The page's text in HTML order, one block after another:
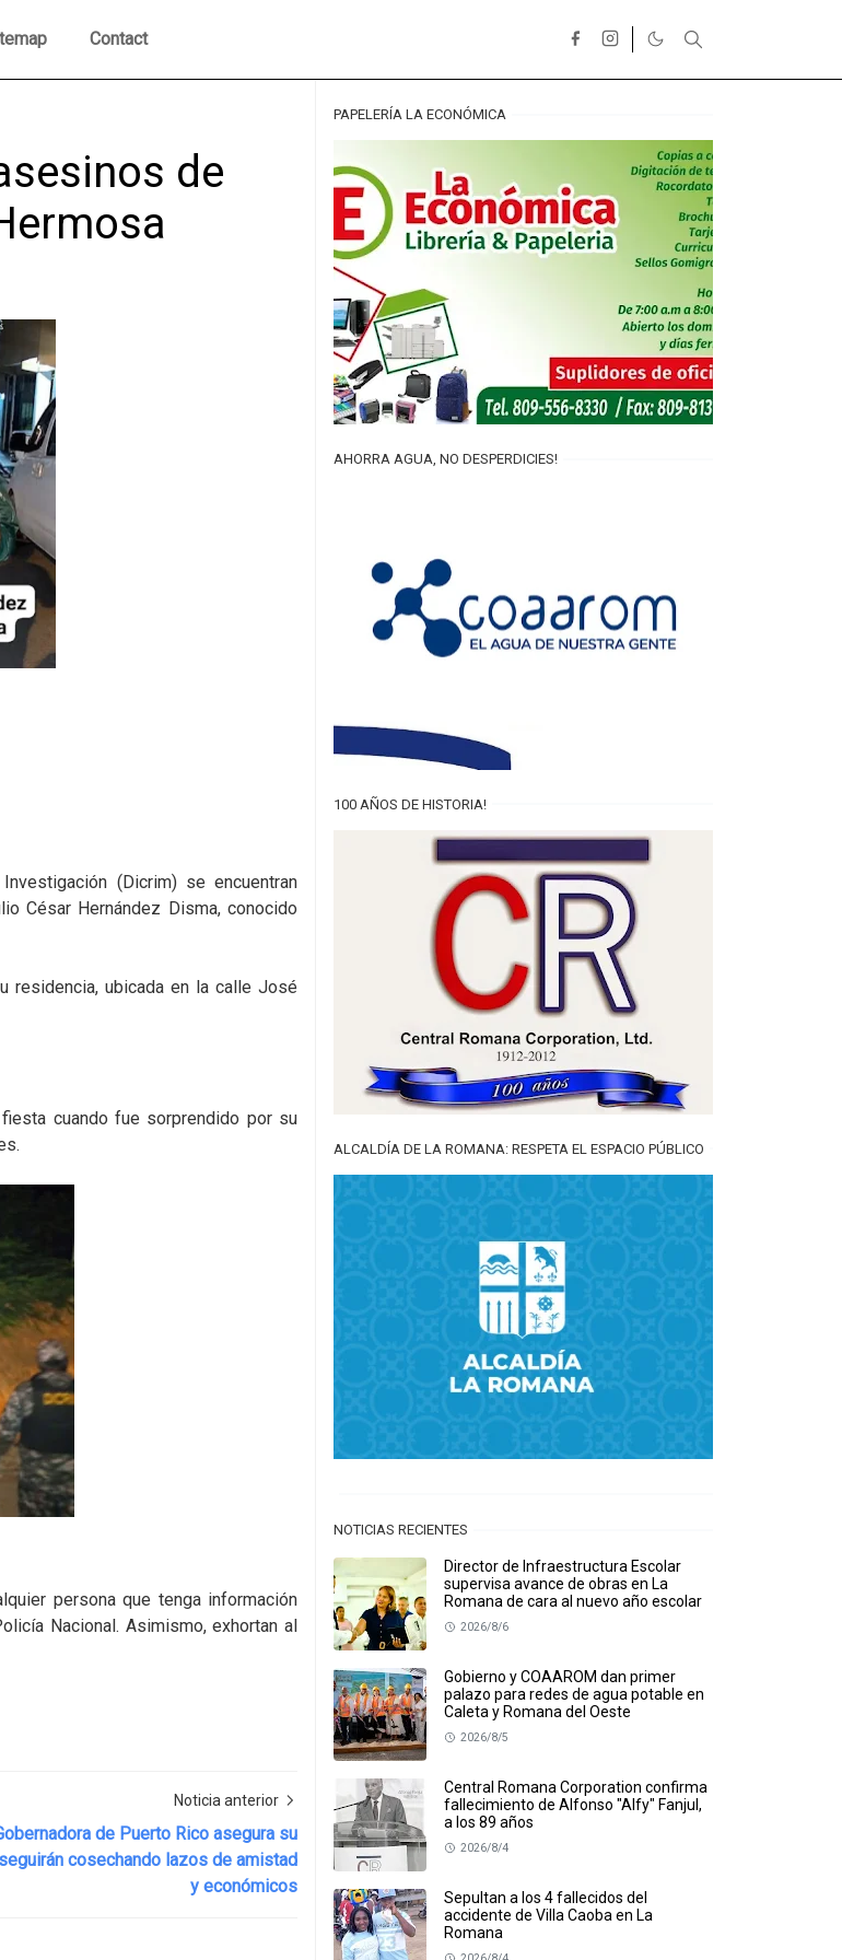
Contact
de
(Dicrim) se encuentran
César Hernández Disma, conocido
residencia, ubicada en la calle José
cuando fue sorprendido por su
persona que tenga información
Nacional. Asimismo, exhortan al
Noticia anterior
de Puerto Rico asegura su
cosechando lazos de amistad
y económicos
PAPELERÍA LA ECONÓMICA
AHORRA AGUA, NO DESPERDICIES!
100 AÑOS DE HISTORIA!
ALCALDÍA DE LA ROMANA: RESPETA EL ESPACIO PÚBLICO
NOTICIAS RECIENTES
Director de Infraestructura Escolar
supervisa avance de obras en La
Romana de cara al nuevo año escolar
2026/8/6
Gobierno y COAAROM dan primer
palazo para redes de agua potable en
Caleta y Romana del Oeste
2026/8/5
Central Romana Corporation confirma
fallecimiento de Alfonso "Alfy" Fanjul,
a los 89 años
2026/8/4
Sepultan a los 4 fallecidos del
accidente de Villa Caoba en La
Romana